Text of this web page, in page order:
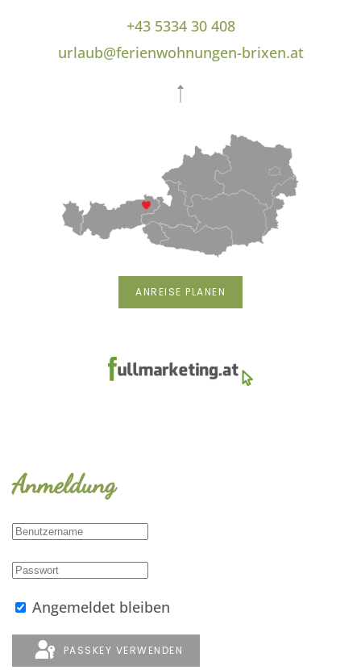
+43 5334 30 408
urlaub@ferienwohnungen-brixen.at
ANREISE PLANEN
Anmeldung
Angemeldet bleiben
PASSKEY VERWENDEN